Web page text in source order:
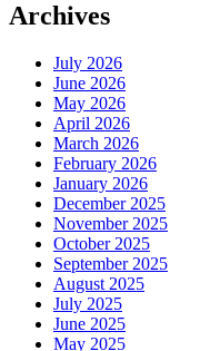
Archives
July 2026
June 2026
May 2026
April 2026
March 2026
February 2026
January 2026
December 2025
November 2025
October 2025
September 2025
August 2025
July 2025
June 2025
May 2025